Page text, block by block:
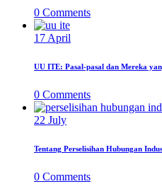
0 Comments
17 April
UU ITE: Pasal-pasal dan Mereka
0 Comments
22 July
Tentang Perselisihan Hubungan
0 Comments